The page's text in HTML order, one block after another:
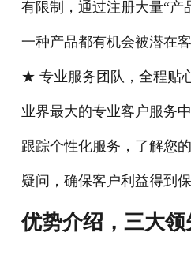
有限制，通过注册大量“产
一种产品都有机会被潜在客
★ 专业服务团队，全程贴
业界最大的专业客户服务
跟踪个性化服务，了解您
疑问，确保客户利益得到保
优势介绍，三大领